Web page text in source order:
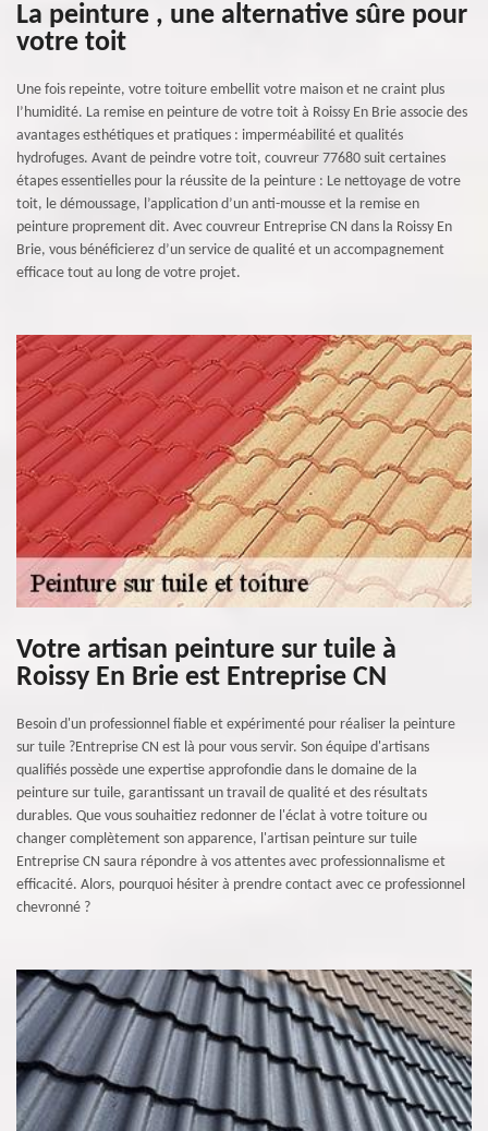
La peinture , une alternative sûre pour
votre toit
Une fois repeinte, votre toiture embellit votre maison et ne craint plus
l’humidité. La remise en peinture de votre toit à Roissy En Brie associe des
avantages esthétiques et pratiques : imperméabilité et qualités
hydrofuges. Avant de peindre votre toit, couvreur 77680 suit certaines
étapes essentielles pour la réussite de la peinture : Le nettoyage de votre
toit, le démoussage, l’application d’un anti-mousse et la remise en
peinture proprement dit. Avec couvreur Entreprise CN dans la Roissy En
Brie, vous bénéficierez d’un service de qualité et un accompagnement
efficace tout au long de votre projet.
Votre artisan peinture sur tuile à
Roissy En Brie est Entreprise CN
Besoin d'un professionnel fiable et expérimenté pour réaliser la peinture
sur tuile ?Entreprise CN est là pour vous servir. Son équipe d'artisans
qualifiés possède une expertise approfondie dans le domaine de la
peinture sur tuile, garantissant un travail de qualité et des résultats
durables. Que vous souhaitiez redonner de l'éclat à votre toiture ou
changer complètement son apparence, l'artisan peinture sur tuile
Entreprise CN saura répondre à vos attentes avec professionnalisme et
efficacité. Alors, pourquoi hésiter à prendre contact avec ce professionnel
chevronné ?